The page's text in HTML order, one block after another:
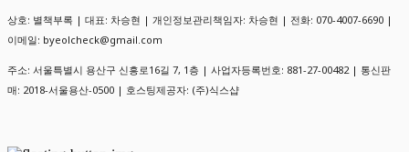
상호: 별책부록 | 대표: 차승현 | 개인정보관리책임자: 차승현 | 전화: 070-4007-6690 |
이메일: byeolcheck@gmail.com
주소: 서울특별시 용산구 신흥로16길 7, 1층 | 사업자등록번호: 881-27-00482 | 통신판
매: 2018-서울용산-0500 | 호스팅제공자: (주)식스샵